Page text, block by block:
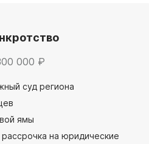
000 ₽
суд региона
ямы
на юридические